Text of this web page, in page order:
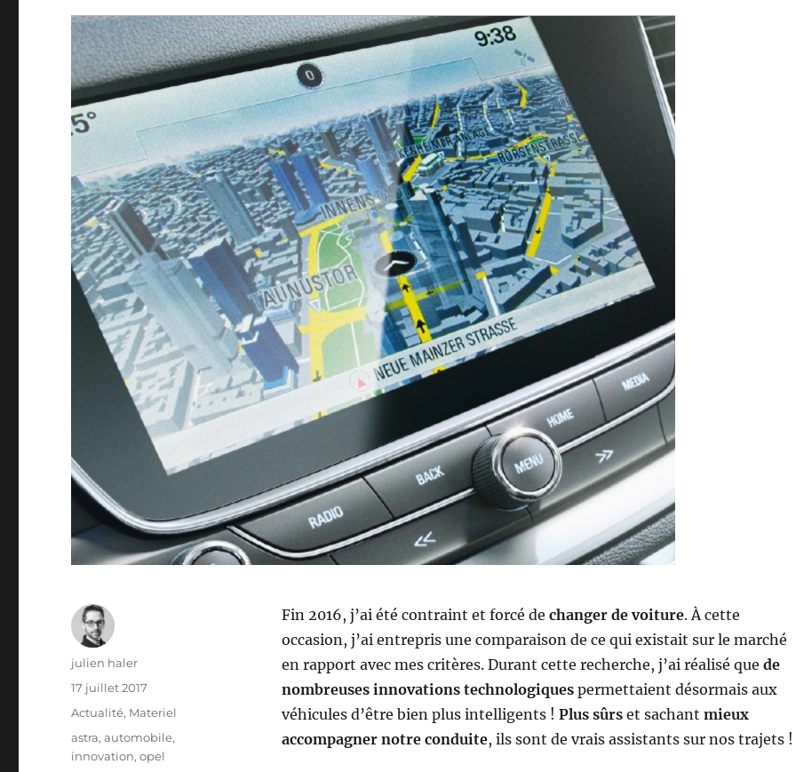
Fin 2016, j’ai été contraint et forcé de changer de voiture. À cette
occasion, j’ai entrepris une comparaison de ce qui existait sur le marché
en rapport avec mes critères. Durant cette recherche, j’ai réalisé que de
nombreuses innovations technologiquespermettaient désormais aux
véhicules d’être bien plus intelligents ! Plus sûrset sachant mieux
accompagner notre conduite, ils sont de vrais assistants sur nos trajets !
Auteur
julien haler
Publié
17 juillet 2017
Catégories
Actualité, Materiel
Étiquettes
astra,automobile,
innovation,opel